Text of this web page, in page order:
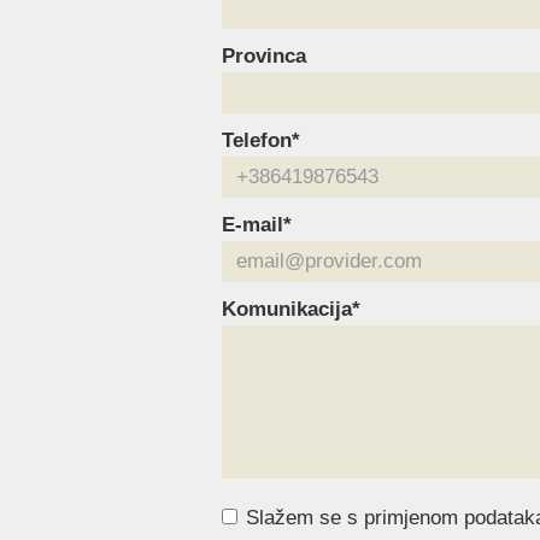
Provinca
Telefon*
E-mail*
Komunikacija*
Slažem se s primjenom